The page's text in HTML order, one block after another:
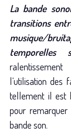
La bande
transitions
musique/
temporelles
l’utilisation des
tellement il est
pour
bande son.